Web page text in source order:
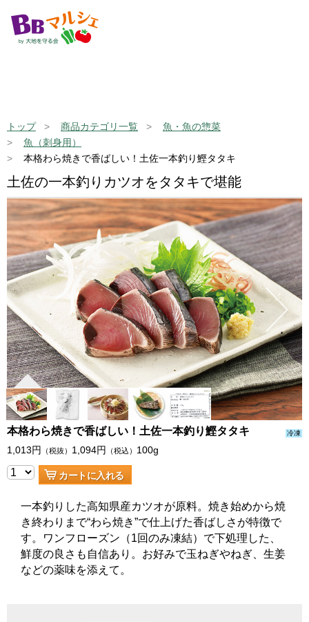
トップ 商品カテゴリ一覧
魚・魚の惣菜
魚（刺身用）
本格わら焼きで香ばしい！土佐一本釣り鰹タタキ
土佐の一本釣りカツオをタタキで堪能
本格わら焼きで香ばしい！土佐一本釣り鰹タタキ 冷凍
1,013円 （税抜） 1,094円 （税込） 100g
カートに入れる
一本釣りした高知県産カツオが原料。焼き始めから焼
き終わりまで“わら焼き”で仕上げた香ばしさが特徴で
す。ワンフローズン（1回のみ凍結）で下処理した、
鮮度の良さも自信あり。お好みで玉ねぎやねぎ、生姜
などの薬味を添えて。